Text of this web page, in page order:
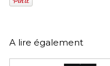
A lire également